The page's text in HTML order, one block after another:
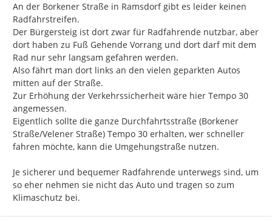
An der Borkener Straße in Ramsdorf gibt es leider keinen
Radfahrstreifen.
Der Bürgersteig ist dort zwar für Radfahrende nutzbar, aber
dort haben zu Fuß Gehende Vorrang und dort darf mit dem
Rad nur sehr langsam gefahren werden.
Also fährt man dort links an den vielen geparkten Autos
mitten auf der Straße.
Zur Erhöhung der Verkehrssicherheit wäre hier Tempo 30
angemessen.
Eigentlich sollte die ganze Durchfahrtsstraße (Borkener
Straße/Velener Straße) Tempo 30 erhalten, wer schneller
fahren möchte, kann die Umgehungstraße nutzen.
Je sicherer und bequemer Radfahrende unterwegs sind, um
so eher nehmen sie nicht das Auto und tragen so zum
Klimaschutz bei.